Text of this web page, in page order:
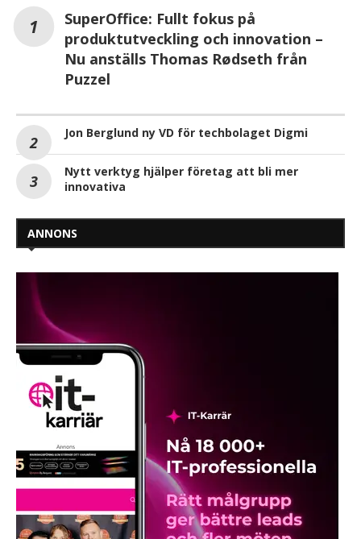
SuperOffice: Fullt fokus på
produktutveckling och innovation –
Nu anställs Thomas Rødseth från
Puzzel
Jon Berglund ny VD för techbolaget Digmi
Nytt verktyg hjälper företag att bli mer
innovativa
ANNONS